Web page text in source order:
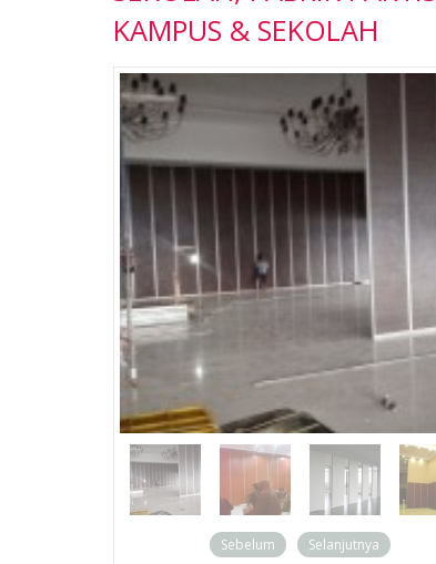
KAMPUS & SEKOLAH
Sebelum Selanjutnya
Ready Stock